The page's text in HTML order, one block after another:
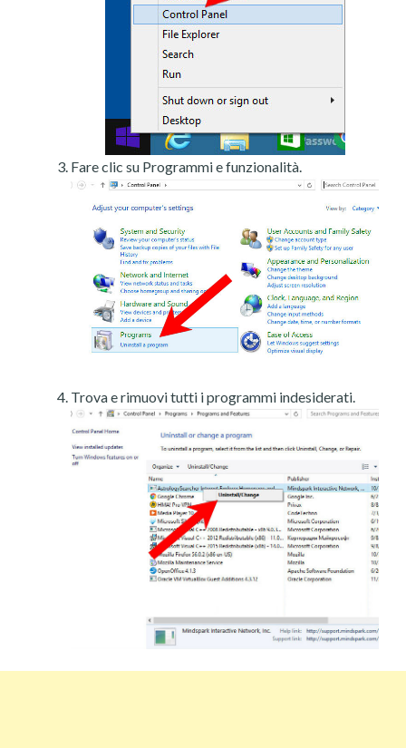
Fare clic su Programmi e funzionalità.
Trova e rimuovi tutti i programmi indesiderati.